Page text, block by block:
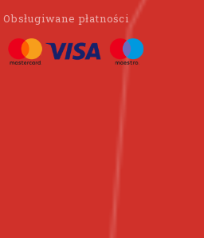
Obsługiwane płatności